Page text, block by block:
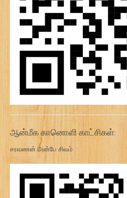
ஆன்மீக கானொளி காட்சிகள்:
சரவணன் அன்பே சிவம்